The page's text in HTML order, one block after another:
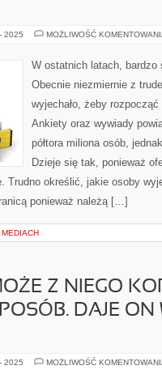
2025 MOŻLIWOŚĆ
W ostatnich latach, bardzo
Obecnie niezmiernie z
wyjechało, żeby
Ankiety oraz wywiady
półtora miliona osób,
Dzieje się tak, ponieważ
Trudno określić, jakie osoby
ponieważ należą […]
Z NIEGO
DAJE ON
2025 MOŻLIWOŚĆ